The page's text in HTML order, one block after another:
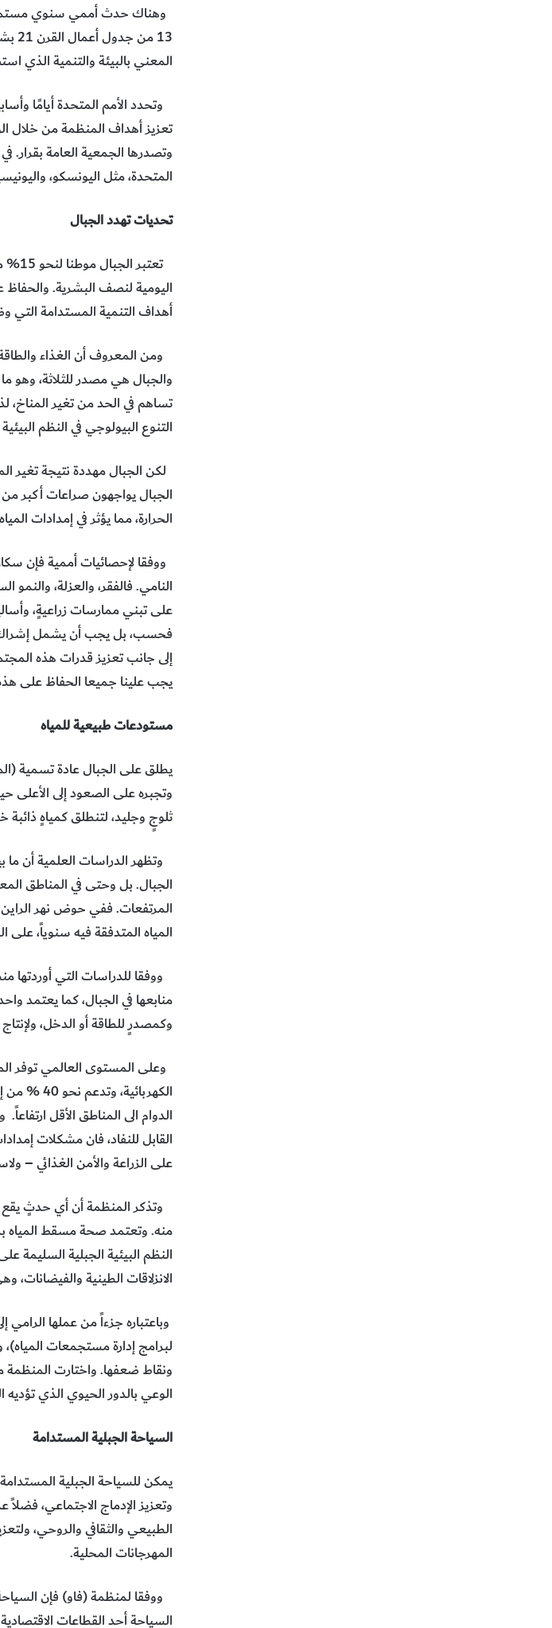
13
المعني بالبيئة والتنمية الذي
وتحدد الأمم المتحدة أيامًا
تعزيز أهداف المنظمة من خلال
وتصدرها الجمعية العامة بقرار.
المتحدة، مثل اليونسكو،
تحديات تهدد الجبال
أهداف التنمية المستدامة التي
ومن المعروف أن الغذاء
والجبال هي مصدر للثلاثة، وهو
تساهم في الحد من تغير المناخ،
التنوع البيولوجي في النظم
لكن الجبال مهددة نتيجة تغير
الجبال يواجهون صراعات أكبر من
الحرارة، مما يؤثر في إمدادات
ووفقا لإحصائيات أممية فإن
النامي. فالفقر، والعزلة،
على تبني ممارسات زراعيةٍ،
فحسب، بل يجب أن يشمل إشراك
إلى جانب تعزيز قدرات هذه
يجب علينا جميعا الحفاظ على هذه
مستودعات طبيعية للمياه
يطلق على الجبال عادة تسمية
وتجبره على الصعود إلى
ثلوجٍ وجليد، لتنطلق كمياهٍ
المياه المتدفقة فيه سنوياً، على الرغم من أن
ووفقا للدراسات التي أوردتها
منابعها في الجبال، كما
وكمصدرٍ للطاقة أو الدخل، ولإنتاج
الدوام الى المناطق الأقل
القابل للنفاد، فان مشكلات
على الزراعة والأمن الغذائي –
وتذكر المنظمة أن أي حدثٍ يقع
منه. وتعتمد صحة مسقط المياه
النظم البيئية الجبلية السليمة
الانزلاقات الطينية
لبرامج إدارة مستجمعات
ونقاط ضعفها. واختارت المنظمة
الوعي بالدور الحيوي الذي تؤديه
السياحة الجبلية المستدامة
يمكن للسياحة الجبلية
وتعزيز الإدماج الاجتماعي،
الطبيعي والثقافي والروحي،
المهرجانات المحلية.